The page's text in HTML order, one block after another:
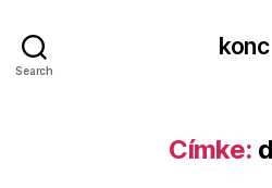
Search
konc
Címke: